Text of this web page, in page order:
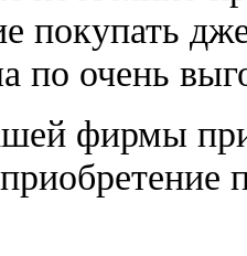
покупать
по очень
фирмы